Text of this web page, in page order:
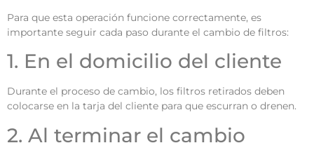
Para que esta operación funcione correctamente, es
importante seguir cada paso durante el cambio de filtros:
1. En el domicilio del cliente
Durante el proceso de cambio, los filtros retirados deben
colocarse en la tarja del cliente para que escurran o drenen.
2. Al terminar el cambio